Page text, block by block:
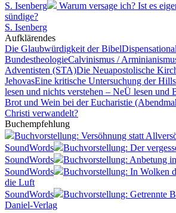
S. Isenberg
Warum versage ich? Ist es
sündige?
S. Isenberg
Aufklärendes
Die Glaubwürdigkeit der Bibel
BundestheologieCalvinismus /
Adventisten (STA)Die Neuapostolische
JehovasEine kritische Untersuchung der
lesen und nichts verstehen – NeÜ lesen und
Brot und Wein bei der Eucharistie
Christi verwandelt?
Buchempfehlung
Buchvorstellung: Versöhnung statt
SoundWords
Buchvorstellung: Der
SoundWords
Buchvorstellung: Anbetung
SoundWords
Buchvorstellung: In Wolken
die Luft
SoundWords
Buchvorstellung: Getrennte
Daniel-Verlag